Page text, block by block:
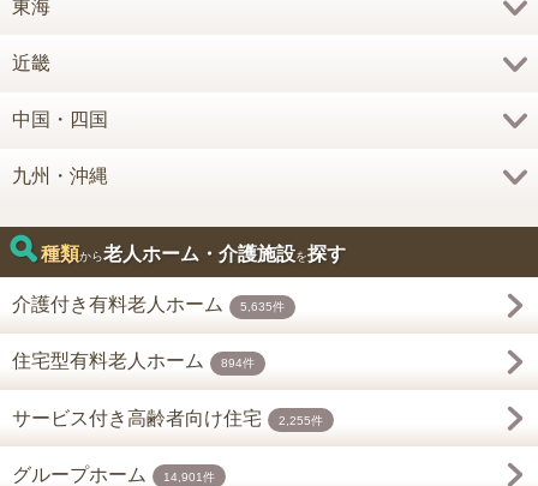
東海
近畿
中国・四国
九州・沖縄
種類から老人ホーム・介護施設を探す
介護付き有料老人ホーム 5,635件
住宅型有料老人ホーム 894件
サービス付き高齢者向け住宅 2,255件
グループホーム 14,901件